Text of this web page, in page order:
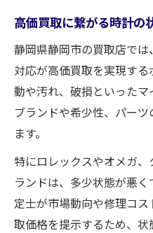
高価買取に繋がる時計の
静岡県静岡市の買取店で
対応が高価買取を実現す
動や汚れ、破損といったマ
ブランドや希少性、パー
ます。
特にロレックスやオメガ
ランドは、多少状態が悪
定士が市場動向や修理コ
取価格を提示するため、